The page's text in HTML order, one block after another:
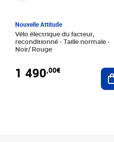
Nouvelle Attitude
Vélo électrique du facteur,
reconditionné - Taille normale -
Noir/ Rouge
1 490,00€